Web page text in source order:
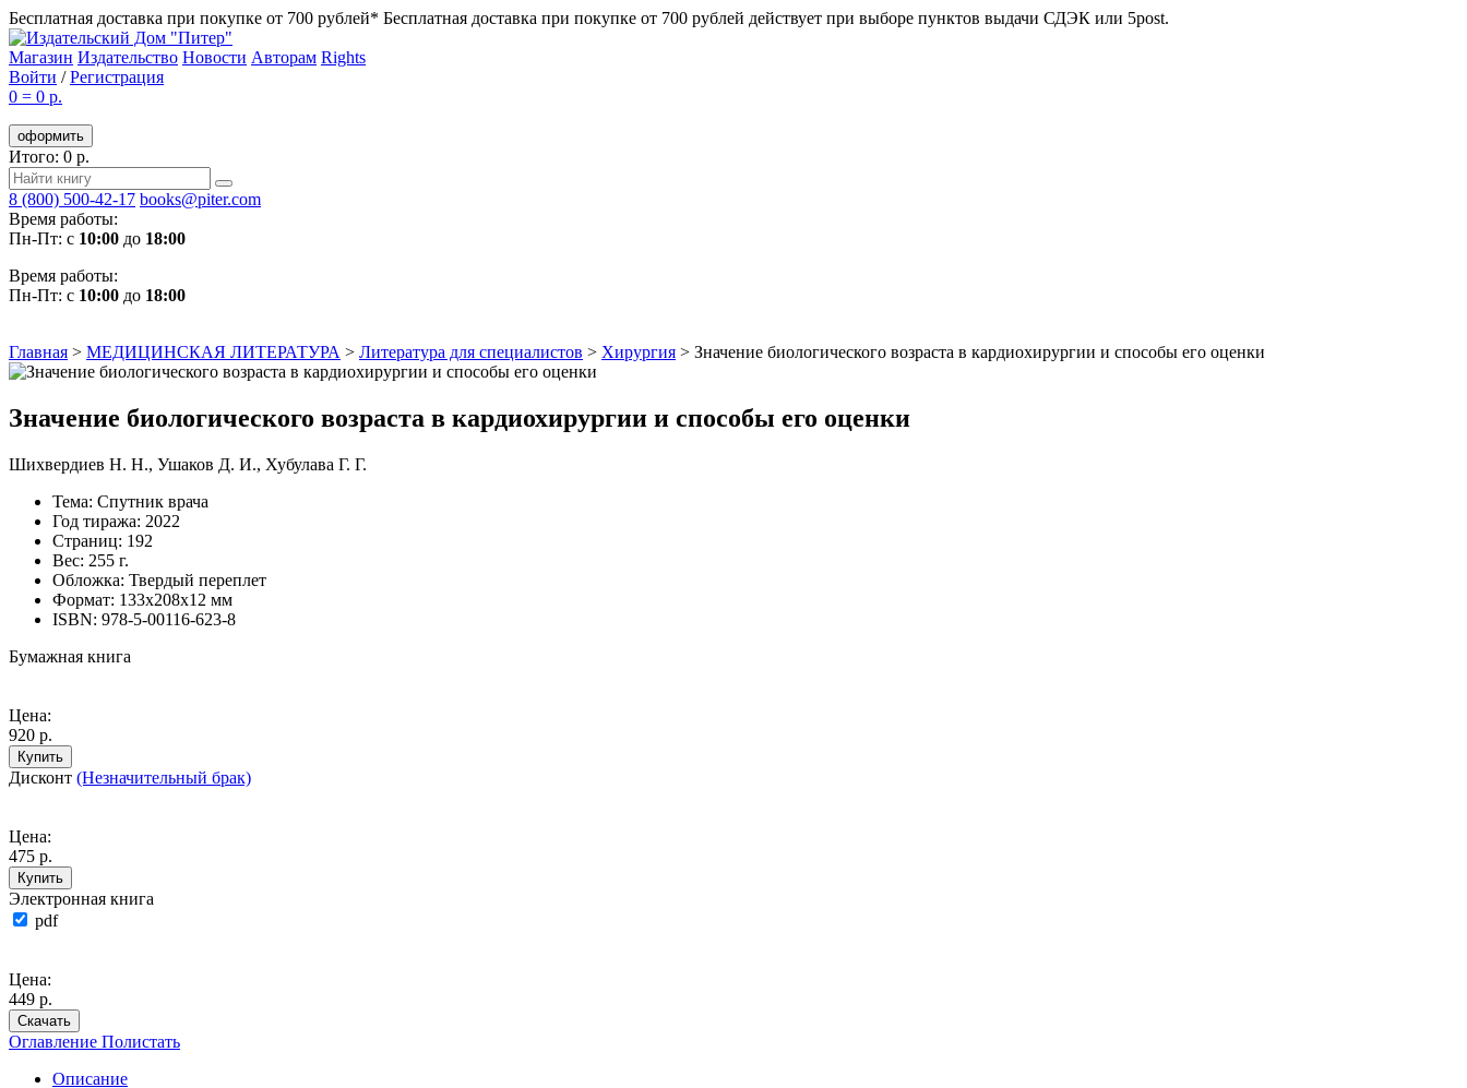
Бесплатная доставка при покупке от 700 рублей* Бесплатная доставка при покупке от 700 рублей действует при выборе пунктов выдачи СДЭК или 5post.
Магазин Издательство Новости Авторам Rights
Войти /Регистрация
0 = 0 р.
оформить
Итого: 0 р.
8 (800) 500-42-17 books@piter.com
Время работы:
Пн-Пт: с 10:00 до 18:00
Время работы:
Пн-Пт: с 10:00 до 18:00
Главная > МЕДИЦИНСКАЯ ЛИТЕРАТУРА > Литература для специалистов > Хирургия > Значение биологического возраста в кардиохирургии и способы его оценки
Значение биологического возраста в кардиохирургии и способы его оценки
Шихвердиев Н. Н., Ушаков Д. И., Хубулава Г. Г.
Тема: Спутник врача
Год тиража: 2022
Страниц: 192
Вес: 255 г.
Обложка: Твердый переплет
Формат: 133х208х12 мм
ISBN: 978-5-00116-623-8
Бумажная книга
Цена:
920 р.
Купить
Дисконт (Незначительный брак)
Цена:
475 р.
Купить
Электронная книга
pdf
Цена:
449 р.
Скачать
Оглавление Полистать
Описание